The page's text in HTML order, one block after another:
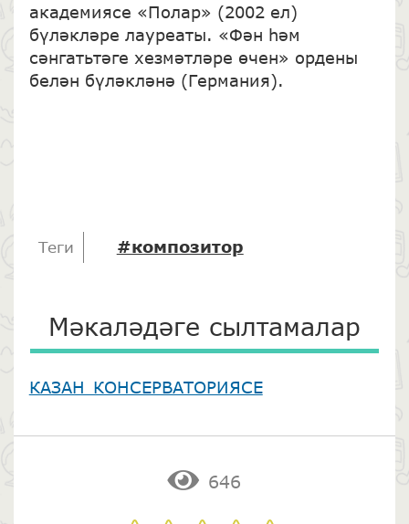
академиясе «Полар» (2002 ел)
бүләкләре лауреаты. «Фән һәм
сәнгатьтәге хезмәтләре өчен» ордены
белән бүләкләнә (Германия).
Теги #композитор
Мәкаләдәге сылтамалар
КАЗАН КОНСЕРВАТОРИЯСЕ
646